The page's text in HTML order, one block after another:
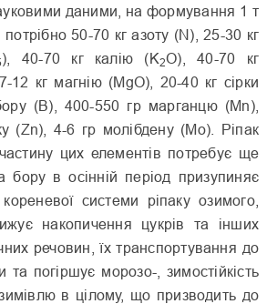
даними, на формування 1 т
потрібно 50-70 кг азоту (N), 25-30 кг
), 40-70 кг калію (K2O), 40-70 кг
12 кг магнію (MgO), 20-40 кг сірки
(В), 400-550 гр мар­ганцю (Mn),
(Zn), 4-6 гр молібдену (Мо). Ріпак
цих елементів потребує ще
бору в осінній період призупиняє
системи ріпаку озимо­го,
накопи­чення цукрів та інших
речовин, їх транс­портування до
та погіршує морозо-, зимостійкість
в цілому, що при­зводить до